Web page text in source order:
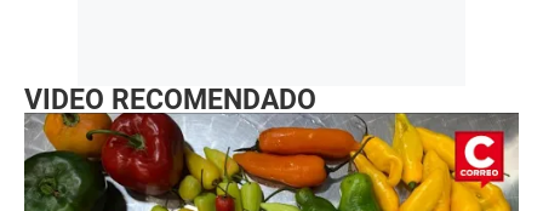
VIDEO RECOMENDADO